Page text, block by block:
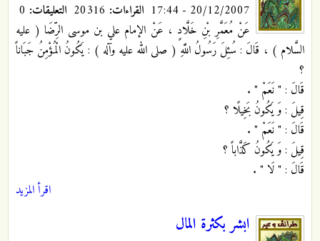
20/12/2007 - 17:44 القراءات: التعليقات:
عَنْ مُعَمَّرِ بْنِ خَلَّادٍ ، عَنْ الإمام علي بن موسى الرِّضَا ( عليه
السَّلام ) ، قَالَ : سُئِلَ رَسُولُ اللَّهِ ( صلى الله عليه وآله ) : يَكُونُ الْمُؤْمِنُ جَبَاناً
؟
قَالَ : " نَعَمْ " .
قِيلَ : وَ يَكُونُ بَخِيلًا ؟
قَالَ : " نَعَمْ " .
قِيلَ : وَ يَكُونُ كَذَّاباً ؟
قَالَ : " لَا " .
اقرأ المزيد
ابشر بكثرة المال